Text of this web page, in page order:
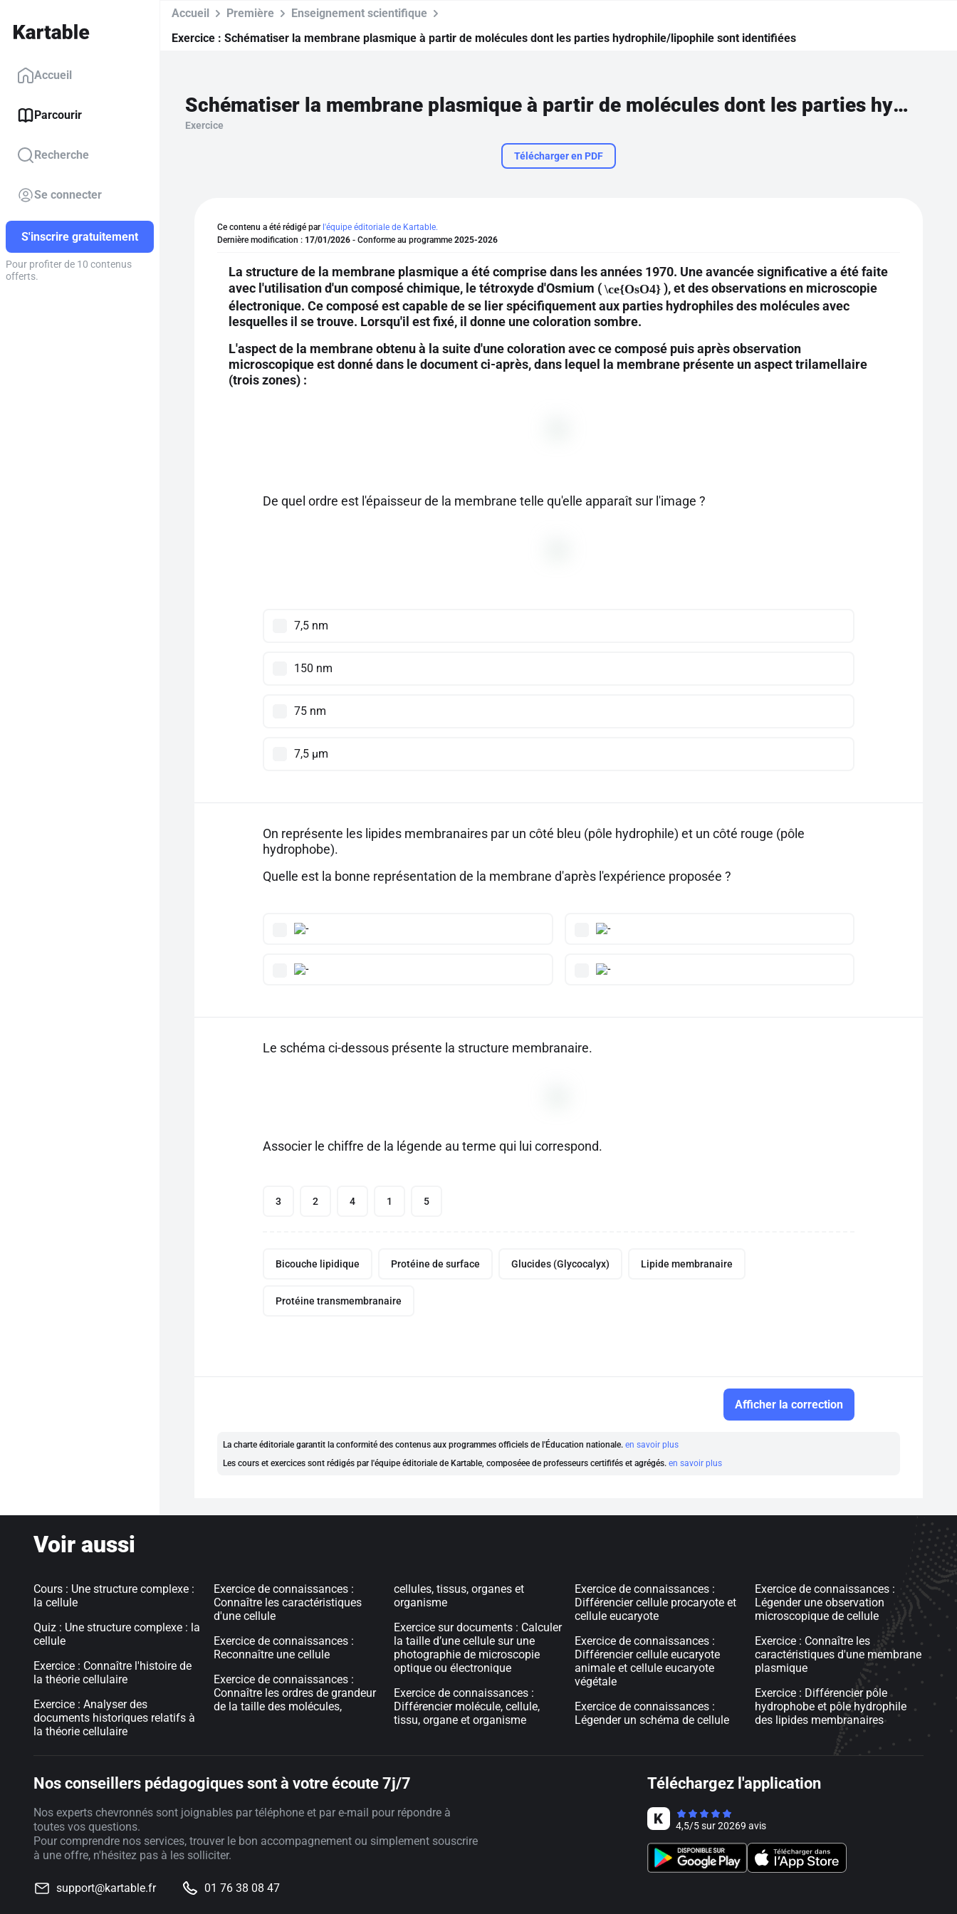
Accueil
Parcourir
Recherche
Se connecter
S'inscrire gratuitement
Pour profiter de 10 contenus
offerts.
Accueil Première
Enseignement scientifique
Exercice : Schématiser la membrane plasmique à partir de molécules dont les parties hydrophile/lipophile sont identifiées
Schématiser la membrane plasmique à partir de molécules dont les parties hydrophile/lipophile sont identifiées
Exercice
Télécharger en PDF
Ce contenu a été rédigé par l'équipe éditoriale de Kartable.
Dernière modification : 17/01/2026 - Conforme au programme 2025-2026
La structure de la membrane plasmique a été comprise dans les années 1970. Une avancée significative a été faite
avec l'utilisation d'un composé chimique, le tétroxyde d'Osmium ( \ce{OsO4} ), et des observations en microscopie
électronique. Ce composé est capable de se lier spécifiquement aux parties hydrophiles des molécules avec
lesquelles il se trouve. Lorsqu'il est fixé, il donne une coloration sombre.
L'aspect de la membrane obtenu à la suite d'une coloration avec ce composé puis après observation
microscopique est donné dans le document ci-après, dans lequel la membrane présente un aspect trilamellaire
(trois zones) :
De quel ordre est l'épaisseur de la membrane telle qu'elle apparaît sur l'image ?
7,5 nm
150 nm
75 nm
7,5 µm
On représente les lipides membranaires par un côté bleu (pôle hydrophile) et un côté rouge (pôle
hydrophobe).
Quelle est la bonne représentation de la membrane d'après l'expérience proposée ?
Le schéma ci-dessous présente la structure membranaire.
Associer le chiffre de la légende au terme qui lui correspond.
3 2 4 1 5
Bicouche lipidique Protéine de surface Glucides (Glycocalyx) Lipide membranaire
Protéine transmembranaire
Afficher la correction
La charte éditoriale garantit la conformité des contenus aux programmes officiels de l'Éducation nationale. en savoir plus
Les cours et exercices sont rédigés par l'équipe éditoriale de Kartable, composéee de professeurs certififés et agrégés. en savoir plus
Voir aussi
Cours : Une structure complexe :
la cellule
Quiz : Une structure complexe : la
cellule
Exercice : Connaître l'histoire de
la théorie cellulaire
Exercice : Analyser des
documents historiques relatifs à
la théorie cellulaire
Exercice de connaissances :
Connaître les caractéristiques
d'une cellule
Exercice de connaissances :
Reconnaître une cellule
Exercice de connaissances :
Connaître les ordres de grandeur
de la taille des molécules,
cellules, tissus, organes et
organisme
Exercice sur documents : Calculer
la taille d’une cellule sur une
photographie de microscopie
optique ou électronique
Exercice de connaissances :
Différencier molécule, cellule,
tissu, organe et organisme
Exercice de connaissances :
Différencier cellule procaryote et
cellule eucaryote
Exercice de connaissances :
Différencier cellule eucaryote
animale et cellule eucaryote
végétale
Exercice de connaissances :
Légender un schéma de cellule
Exercice de connaissances :
Légender une observation
microscopique de cellule
Exercice : Connaître les
caractéristiques d'une membrane
plasmique
Exercice : Différencier pôle
hydrophobe et pôle hydrophile
des lipides membranaires
Nos conseillers pédagogiques sont à votre écoute 7j/7
Nos experts chevronnés sont joignables par téléphone et par e-mail pour répondre à
toutes vos questions.
Pour comprendre nos services, trouver le bon accompagnement ou simplement souscrire
à une offre, n'hésitez pas à les solliciter.
support@kartable.fr 01 76 38 08 47
Téléchargez l'application
4,5/5sur20269 avis